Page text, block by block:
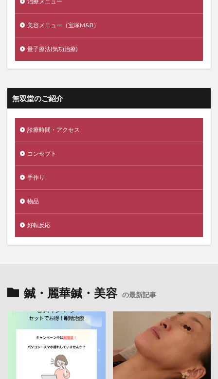
美容メニュー（宝塚M&B）
量子療法(気功治療)
無双堂のご紹介
診療時間・アクセス
コンセプト
手作り
物品
好転反応
鍼・麗華鍼・美容 の最新記事